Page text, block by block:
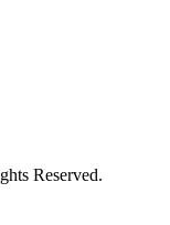
Reserved.